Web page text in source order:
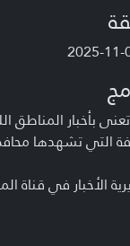
بأخبار المناطق
التي تشهدها
الأخبار في قناة